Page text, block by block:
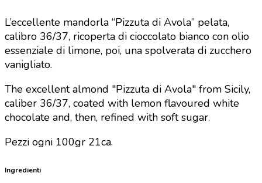
L’eccellente mandorla “Pizzuta di Avola” pelata,
calibro 36/37, ricoperta di cioccolato bianco con olio
essenziale di limone, poi, una spolverata di zucchero
vanigliato.
The excellent almond "Pizzuta di Avola" from Sicily,
caliber 36/37, coated with lemon flavoured white
chocolate and, then, refined with soft sugar.
Pezzi ogni 100gr 21ca.
Ingredienti